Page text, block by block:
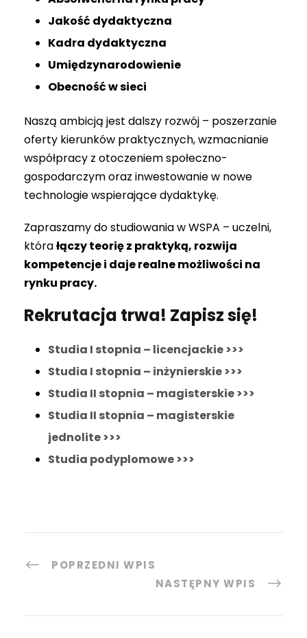
Jakość dydaktyczna
Kadra dydaktyczna
Umiędzynarodowienie
Obecność w sieci
Naszą ambicją jest dalszy rozwój – poszerzanie
oferty kierunków praktycznych, wzmacnianie
współpracy z otoczeniem społeczno-
gospodarczym oraz inwestowanie w nowe
technologie wspierające dydaktykę.
Zapraszamy do studiowania w WSPA – uczelni,
którałączy teorię z praktyką, rozwija
kompetencje i daje realne możliwości na
rynku pracy.
Rekrutacja trwa! Zapisz się!
Studia I stopnia – licencjackie >>>
Studia I stopnia – inżynierskie >>>
Studia II stopnia – magisterskie >>>
Studia II stopnia – magisterskie
jednolite >>>
Studia podyplomowe >>>
POPRZEDNI WPIS
NASTĘPNY WPIS